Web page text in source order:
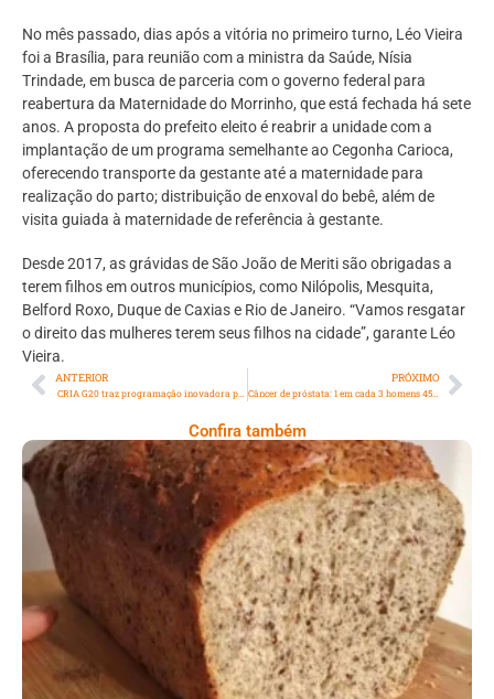
No mês passado, dias após a vitória no primeiro turno, Léo Vieira
foi a Brasília, para reunião com a ministra da Saúde, Nísia
Trindade, em busca de parceria com o governo federal para
reabertura da Maternidade do Morrinho, que está fechada há sete
anos. A proposta do prefeito eleito é reabrir a unidade com a
implantação de um programa semelhante ao Cegonha Carioca,
oferecendo transporte da gestante até a maternidade para
realização do parto; distribuição de enxoval do bebê, além de
visita guiada à maternidade de referência à gestante.
Desde 2017, as grávidas de São João de Meriti são obrigadas a
terem filhos em outros municípios, como Nilópolis, Mesquita,
Belford Roxo, Duque de Caxias e Rio de Janeiro. “Vamos resgatar
o direito das mulheres terem seus filhos na cidade”, garante Léo
Vieira.
ANTERIOR PRÓXIMO
Câncer de próstata: 1 em cada 3 homens 45+ afirmaram que nunca fizeram e nem pretendem fazer o exame de toque retal
Confira também
Comer Bem: Pão Low Carb